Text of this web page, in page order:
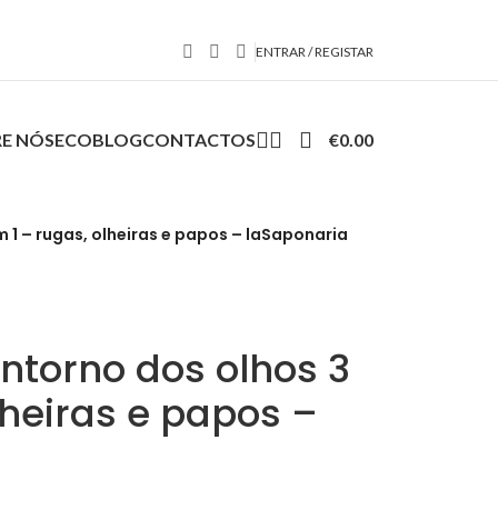
ENTRAR / REGISTAR
NÓSECOBLOGCONTACTOS €0.00
1 – rugas, olheiras e papos – laSaponaria
dos olhos 3
e papos –